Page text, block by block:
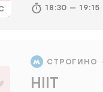
18:30 — 19:15
СТРОГИНО
HIIT